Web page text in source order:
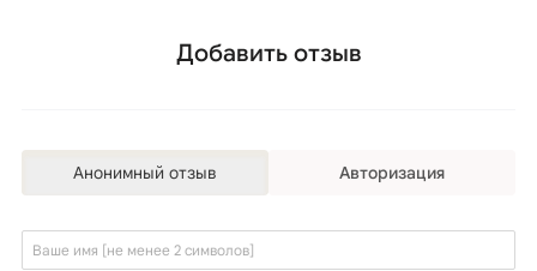
Добавить отзыв
Анонимный отзыв Авторизация